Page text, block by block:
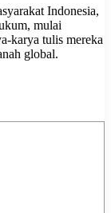
Indonesia,
mulai
karya tulis mereka
global.